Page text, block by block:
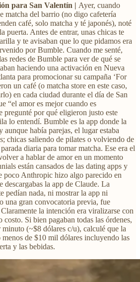
para San Valentín | Ayer, cuando
matcha del barrio (no digo cafetería
café, solo matcha y té japonés), noté
puerta. Antes de entrar, unas chicas te
y te avisaban que lo que pidamos era
por Bumble. Cuando me senté,
redes de Bumble para ver de qué se
haciendo una activación en Nueva
para promocionar su campaña ‘For
un café (o matcha store en este caso,
en cada ciudad durante el día de San
“el amor es mejor cuando es
pregunté por qué eligieron justo este
lo entendí. Bumble es la app donde la
había parejas, el lugar estaba
chicas saliendo de pilates o volviendo de
diaria para tomar matcha. Ese era el
a hablar de amor en un momento
están cansados de las dating apps y
poco Anthropic hizo algo parecido en
la app de Claude. La
pedían nada, ni mostrar la app ni
una gran convocatoria previa, fue
la intención era viralizarse con
Si bien pagaban todas las órdenes,
minuto (~$8 dólares c/u), calculé que la
de $10 mil dólares incluyendo las
y las bebidas.